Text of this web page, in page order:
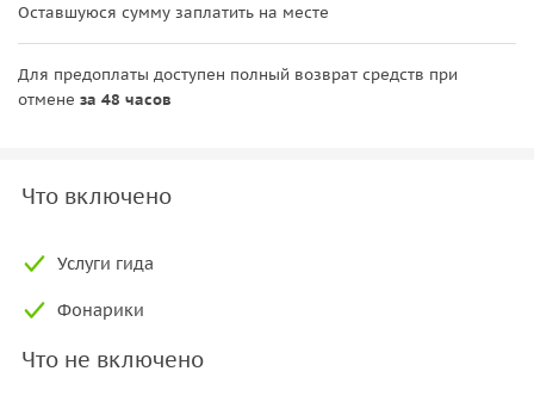
Оставшуюся сумму заплатить на месте
Для предоплаты доступен полный возврат средств при
отмене за 48 часов
Что включено
Услуги гида
Фонарики
Что не включено